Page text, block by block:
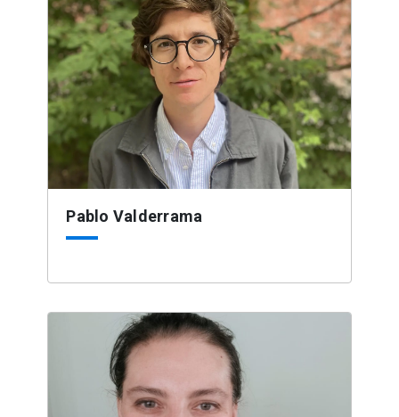
Pablo Valderrama